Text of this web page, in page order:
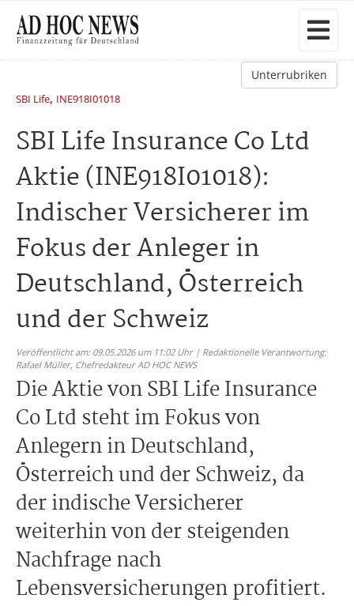
Unterrubriken
SBI Life, INE918I01018
SBI Life Insurance Co Ltd
Aktie (INE918I01018):
Indischer Versicherer im
Fokus der Anleger in
Deutschland, Österreich
und der Schweiz
Veröffentlicht am: 09.05.2026 um 11:02 Uhr | Redaktionelle Verantwortung:
Rafael Müller, Chefredakteur AD HOC NEWS
Die Aktie von SBI Life Insurance
Co Ltd steht im Fokus von
Anlegern in Deutschland,
Österreich und der Schweiz, da
der indische Versicherer
weiterhin von der steigenden
Nachfrage nach
Lebensversicherungen profitiert.